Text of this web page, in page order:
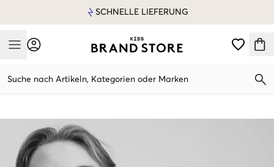
SCHNELLE LIEFERUNG
Mobile Menu
Suche nach Artikeln, Kategorien oder Marken